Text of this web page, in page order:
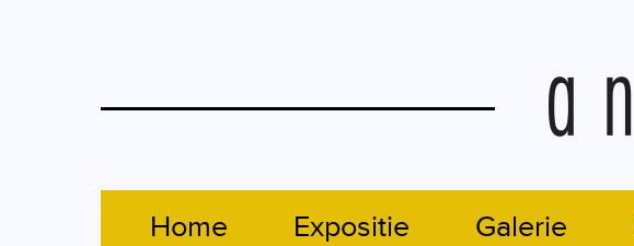
Home Expositie Galerie